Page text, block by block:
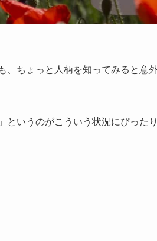
、ちょっと人柄を知ってみると意
というのがこういう状況にぴった